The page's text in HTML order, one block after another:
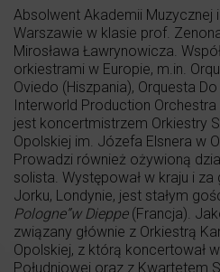
Absolwent Akademii Muzycznej
Warszawie w klasie prof.
Mirosława Ławrynowicza.
orkiestrami w Europie, m.in.
Oviedo (Hiszpania), Orquesta
Interworld Production
jest koncertmistrzem Orkiestry
Opolskiej im. Józefa Elsnera w
Prowadzi również ożywioną
solista. Występował w kraju i
Jorku, Londynie, jest stałym
Pologne”w Dieppe(Francja).
związany głównie z Orkiestrą
Opolskiej, z którą koncertował
Południowej oraz z Kwartetem